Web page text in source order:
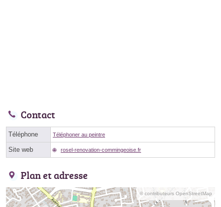
Contact
Téléphone Téléphoner au peintre
Site web rosel-renovation-commingeoise.fr
Plan et adresse
© contributeurs OpenStreetMap